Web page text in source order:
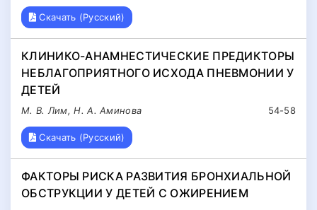
Скачать (Русский)
КЛИНИКО-АНАМНЕСТИЧЕСКИЕ ПРЕДИКТОРЫ
НЕБЛАГОПРИЯТНОГО ИСХОДА ПНЕВМОНИИ У
ДЕТЕЙ
54-58
М. В. Лим, Н. А. Аминова
Скачать (Русский)
ФАКТОРЫ РИСКА РАЗВИТИЯ БРОНХИАЛЬНОЙ
ОБСТРУКЦИИ У ДЕТЕЙ С ОЖИРЕНИЕМ